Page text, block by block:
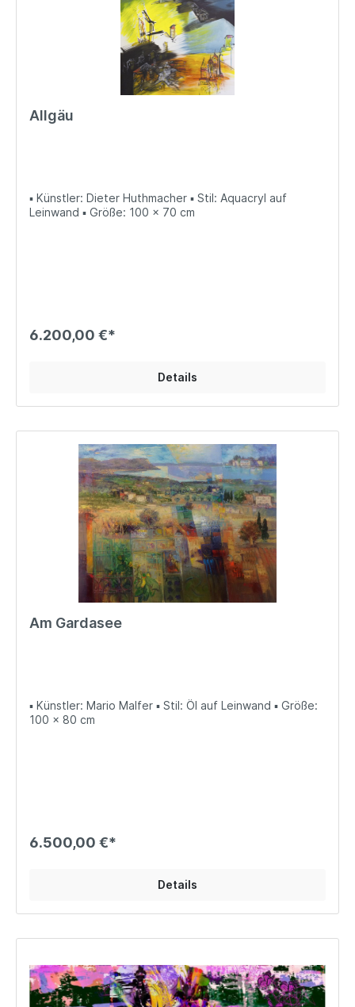
Allgäu
▪ Künstler: Dieter Huthmacher ▪ Stil: Aquacryl auf
Leinwand ▪ Größe: 100 x 70 cm
6.200,00 €*
Details
Am Gardasee
▪ Künstler: Mario Malfer ▪ Stil: Öl auf Leinwand ▪ Größe:
100 x 80 cm
6.500,00 €*
Details